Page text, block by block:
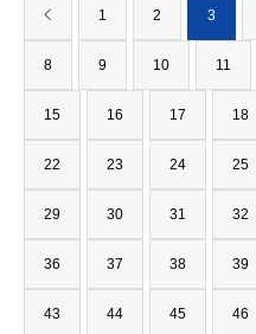
1 2 3
8 9 10 11
15 16 17 18
22 23 24 25
29 30 31 32
36 37 38 39
43 44 45 46